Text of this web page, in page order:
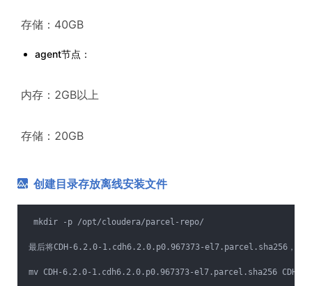
​ 存储：40GB
agent节点：
​ 内存：2GB以上
​ 存储：20GB
创建目录存放离线安装文件
mkdir -p /opt/cloudera/parcel-repo/
最后将CDH-6.2.0-1.cdh6.2.0.p0.967373-el7.parcel.sha256，重
mv CDH-6.2.0-1.cdh6.2.0.p0.967373-el7.parcel.sha256